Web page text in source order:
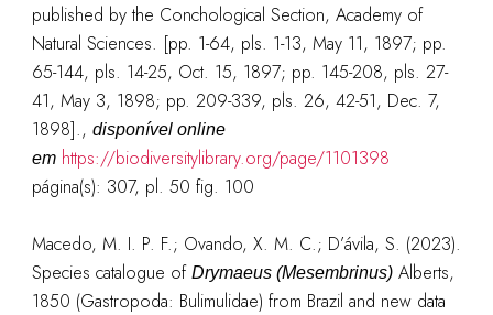
published by the Conchological Section, Academy of
Natural Sciences. [pp. 1-64, pls. 1-13, May 11, 1897; pp.
65-144, pls. 14-25, Oct. 15, 1897; pp. 145-208, pls. 27-
41, May 3, 1898; pp. 209-339, pls. 26, 42-51, Dec. 7,
1898]., disponível online
em https://biodiversitylibrary.org/page/1101398
página(s): 307, pl. 50 fig. 100
Macedo, M. I. P. F.; Ovando, X. M. C.; D’ávila, S. (2023).
Species catalogue of Drymaeus (Mesembrinus)Alberts,
1850 (Gastropoda: Bulimulidae) from Brazil and new data